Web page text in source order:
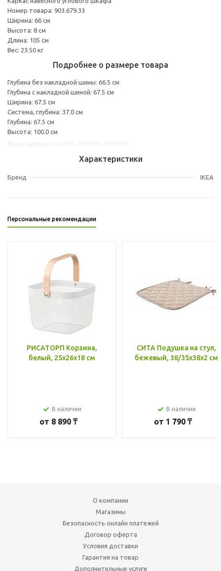
Номер товара: 903.679.33
Ширина: 66 см
Высота: 8 см
Длина: 105 см
Вес: 23.50 кг
Подробнее о размере товара
Глубина без накладной шины: 66.5 см
Глубина с накладной шиной: 67.5 см
Ширина: 67.5 см
Система, глубина: 37.0 см
Глубина: 67.5 см
Высота: 100.0 см
Характеристики
Бренд IKEA
Персональные рекомендации
РИСАТОРП Корзина,
белый, 25x26x18 см
В наличии
от 8 890 ₸
СИТА Подушка на стул,
бежевый, 38/35x38x2 см
В наличии
от 1 790 ₸
О компании
Магазины
Безопасность онлайн платежей
Договор оферта
Условия доставки
Гарантия на товар
Дополнительные услуги